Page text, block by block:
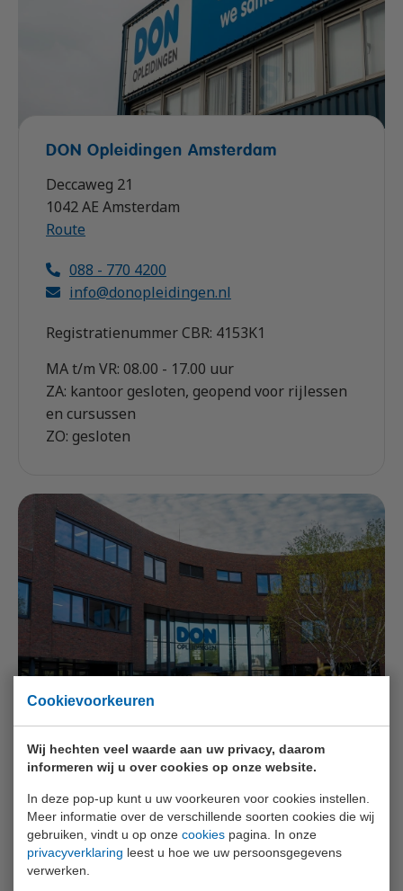
Cookievoorkeuren
Wij hechten veel waarde aan uw privacy, daarom
informeren wij u over cookies op onze website.
In deze pop-up kunt u uw voorkeuren voor cookies instellen.
Meer informatie over de verschillende soorten cookies die wij
gebruiken, vindt u op onze cookies pagina. In onze
privacyverklaring leest u hoe we uw persoonsgegevens
verwerken.
DON Opleidingen Amsterdam
Deccaweg 21
1042 AE Amsterdam
Route
088 - 770 4200
info@donopleidingen.nl
Registratienummer CBR: 4153K1
MA t/m VR: 08.00 - 17.00 uur
ZA: kantoor gesloten, geopend voor rijlessen
en cursussen
ZO: gesloten
DON Opleidingen Naaldwijk
Galgepad 11
2671 MV Naaldwijk
Route